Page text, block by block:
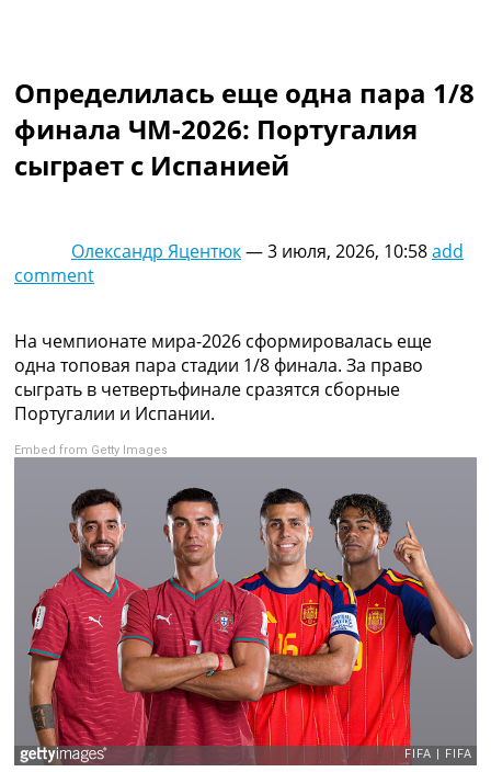
Украина. Премьер-Лига
Украина. Первая Лига
Лига Чемпионов
Англия. Премьер Лига
Таблицы групп Чемпионата Мира
Лига Чемпионов. Таблицы групп
Англия. Премьер-Лига
Испания. Ла Лига
Все таблицы >>>
Рейтинги
Рейтинг стран УЕФА
Рейтинг ФИФА
ТВ программа
RU
UA
Categories
Главная
Новости футбола
Видео
Трансферы
Определилась еще одна пара 1/8
финала ЧМ-2026: Португалия
сыграет с Испанией
Олександр Яцентюк—3 июля, 2026, 10:58add
comment
На чемпионате мира-2026 сформировалась еще
одна топовая пара стадии 1/8 финала. За право
сыграть в четвертьфинале сразятся сборные
Португалии и Испании.
Embed from Getty Images